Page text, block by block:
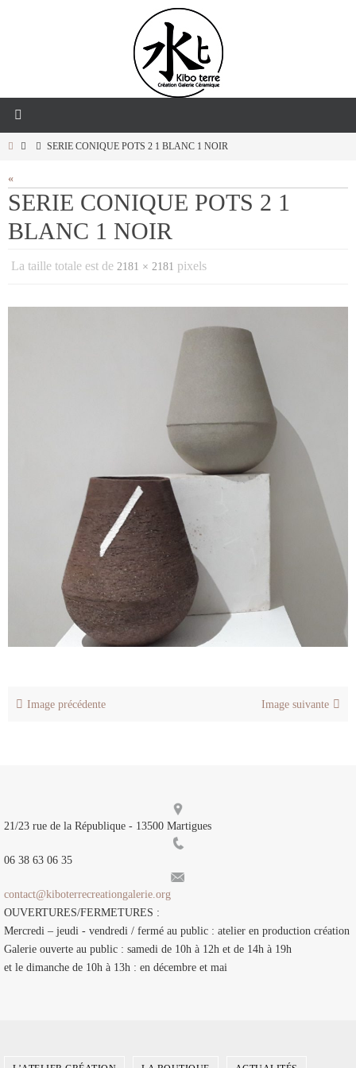
HOME SERIE CONIQUE POTS 2 1 BLANC 1 NOIR
«
SERIE CONIQUE POTS 2 1
BLANC 1 NOIR
La taille totale est de 2181 × 2181 pixels
Image précédente Image suivante
21/23 rue de la République - 13500 Martigues
06 38 63 06 35
contact@kiboterrecreationgalerie.org
OUVERTURES/FERMETURES :
Mercredi – jeudi - vendredi / fermé au public : atelier en production création
Galerie ouverte au public : samedi de 10h à 12h et de 14h à 19h
et le dimanche de 10h à 13h : en décembre et mai